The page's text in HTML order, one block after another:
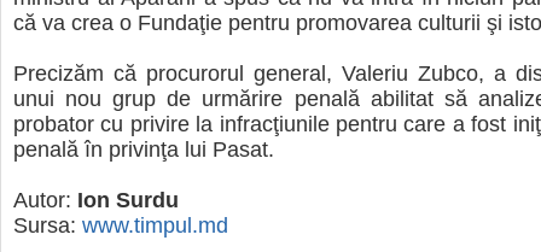
că va crea o Fundaţie pentru promovarea culturii şi
Precizăm că procurorul general, Valeriu Zubco, a
unui nou grup de urmărire penală abilitat să
probator cu privire la infracţiunile pentru care a fost
penală în privinţa lui Pasat.
Autor: Ion Surdu
Sursa: www.timpul.md